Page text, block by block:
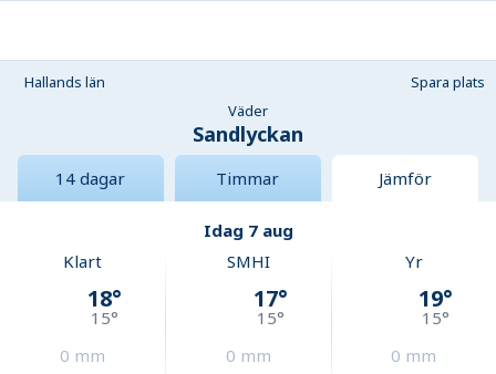
Hallands län
Spara plats
Väder
Sandlyckan
14 dagar Timmar Jämför
Idag 7 aug
Klart
18°
15°
0 mm
SMHI
17°
15°
0 mm
Yr
19°
15°
0 mm